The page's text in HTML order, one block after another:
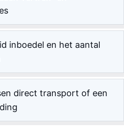
inboedel en het aantal
direct transport of een